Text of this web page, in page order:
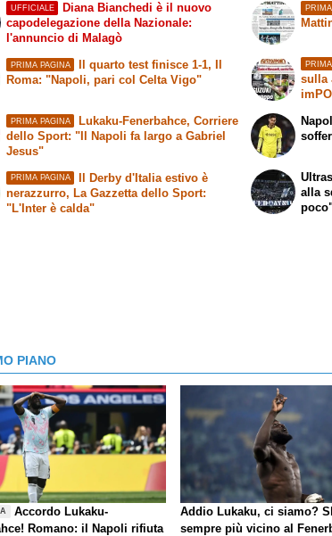
UFFICIALE
Diana Bianchedi è il nuovo
capodelegazione della Nazionale:
l'annuncio di Malagò
PRIMA PAGINA Il quarto test finisce 1-1,
Roma: "Napoli, pari col Celta Vigo"
sulla
PRIMA PAGINA Lukaku-Fenerbahce, Corriere
dello Sport: "Il Napoli fa largo a Gabriel
Jesus"
PRIMA PAGINA
Il Derby d'Italia estivo è
nerazzurro, La Gazzetta dello Sport:
"L'Inter è calda"
alla
PIANO
Accordo Lukaku-
Romano: il Napoli rifiuta
Addio Lukaku, ci siamo?
sempre più vicino al